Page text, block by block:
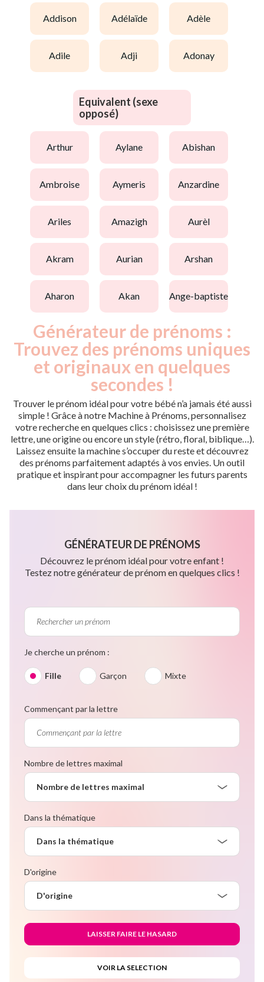
addison adélaïde adèle
adile adji adonay
Equivalent (sexe
opposé)
arthur aylane abishan
ambroise aymeris anzardine
ariles amazigh aurèl
akram aurian arshan
aharon akan ange-baptiste
Générateur de prénoms :
Trouvez des prénoms uniques
et originaux en quelques
secondes !
Trouver le prénom idéal pour votre bébé n’a jamais été aussi
simple ! Grâce à notre Machine à Prénoms, personnalisez
votre recherche en quelques clics : choisissez une première
lettre, une origine ou encore un style (rétro, floral, biblique…).
Laissez ensuite la machine s’occuper du reste et découvrez
des prénoms parfaitement adaptés à vos envies. Un outil
pratique et inspirant pour accompagner les futurs parents
dans leur choix du prénom idéal !
GÉNÉRATEUR DE PRÉNOMS
Découvrez le prénom idéal pour votre enfant !
Testez notre générateur de prénom en quelques clics !
Je cherche un prénom :
Fille Garçon Mixte
Commençant par la lettre
Nombre de lettres maximal
Nombre de lettres maximal
Dans la thématique
Dans la thématique
D'origine
D'origine